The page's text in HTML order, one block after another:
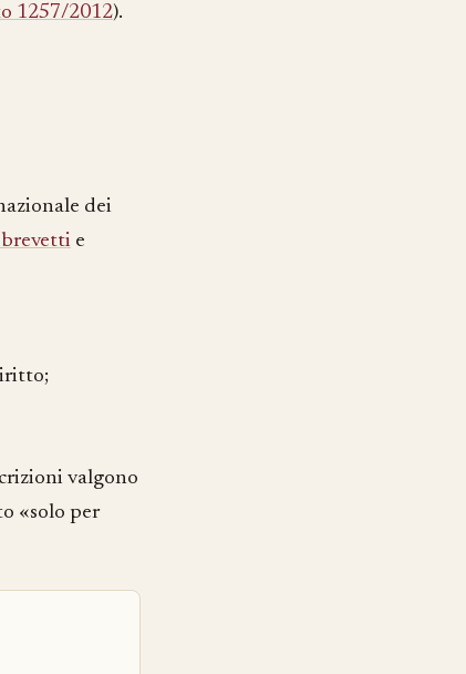
1257/2012).
dei
e
valgono
«solo per